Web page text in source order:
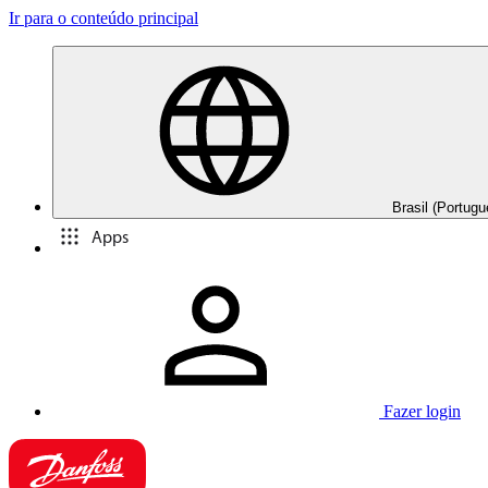
Ir para o conteúdo principal
Brasil
Apps
Fazer login